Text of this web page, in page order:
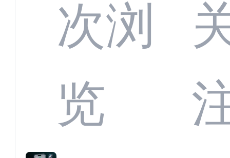
何助
次浏
览